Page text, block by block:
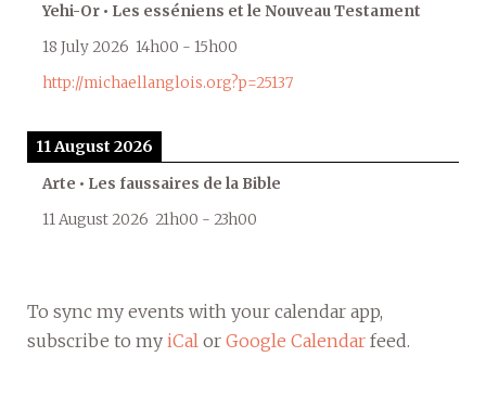
Yehi-Or • Les esséniens et le Nouveau Testament
18 July 2026 14h00 - 15h00
http://michaellanglois.org?p=25137
11 August 2026
Arte • Les faussaires de la Bible
11 August 2026 21h00 - 23h00
To sync my events with your calendar app,
subscribe to my iCal or Google Calendar feed.